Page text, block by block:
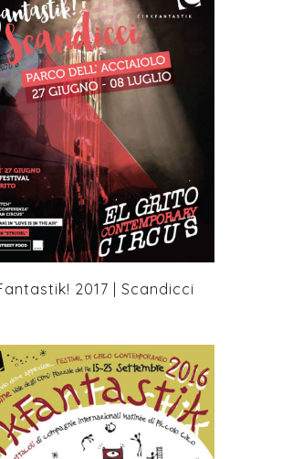
+
2017 | Scandicci